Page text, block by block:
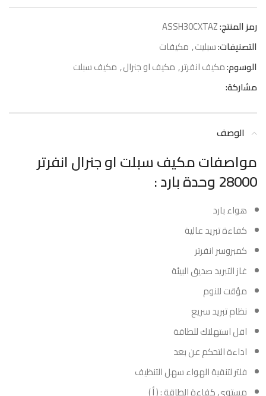
رمز المنتج:ASSH30CXTAZ
التصنيفات:سبليت, مكيفات
الوسوم:مكيف انفرتر, مكيف او جنرال, مكيف سبلت
مشاركة:
الوصف
مواصفات مكيف سبلت او جنرال انفرتر
28000 وحدة بارد :
هواء بارد
كفاءة تبريد عالية
كمبروسر انفرتر
غاز التبريد صديق البيئة
مؤقت للنوم
نظام تبريد سريع
اقل استهلاك للطاقة
اداءة التحكم عن بعد
فلتر لتنقية الهواء سهل التنظيف
مستوى كفاءة الطاقة : ( أ )